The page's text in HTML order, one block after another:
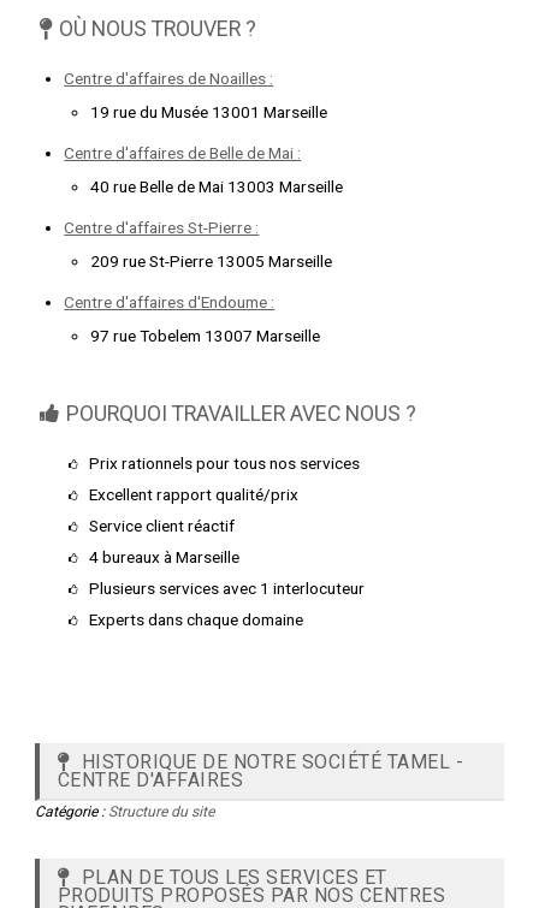
OÙ NOUS TROUVER ?
Centre d'affaires de Noailles :
19 rue du Musée 13001 Marseille
Centre d'affaires de Belle de Mai :
40 rue Belle de Mai 13003 Marseille
Centre d'affaires St-Pierre :
209 rue St-Pierre 13005 Marseille
Centre d'affaires d'Endoume :
97 rue Tobelem 13007 Marseille
POURQUOI TRAVAILLER AVEC NOUS ?
Prix rationnels pour tous nos services
Excellent rapport qualité/prix
Service client réactif
4 bureaux à Marseille
Plusieurs services avec 1 interlocuteur
Experts dans chaque domaine
HISTORIQUE DE NOTRE SOCIÉTÉ TAMEL -
CENTRE D'AFFAIRES
Catégorie : Structure du site
PLAN DE TOUS LES SERVICES ET
PRODUITS PROPOSÉS PAR NOS CENTRES